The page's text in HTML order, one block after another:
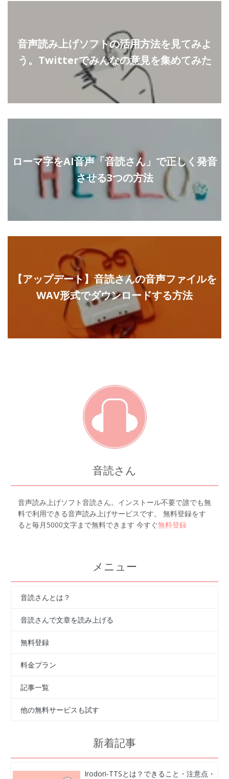
音声読み上げソフトの活用方法を見てみよ
う。Twitterでみんなの意見を集めてみた
ローマ字をAI音声「音読さん」で正しく発音
させる3つの方法
【アップデート】音読さんの音声ファイルを
WAV形式でダウンロードする方法
音読さん
音声読み上げソフト音読さん。インストール不要で誰でも無
料で利用できる音声読み上げサービスです。 無料登録をす
ると毎月5000文字まで無料できます 今すぐ無料登録
メニュー
音読さんとは？
音読さんで文章を読み上げる
無料登録
料金プラン
記事一覧
他の無料サービスも試す
新着記事
Irodori-TTSとは？できること・注意点・